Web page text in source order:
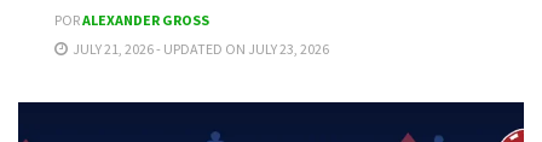
PORALEXANDER GROSS
JULY 21, 2026 - UPDATED ON JULY 23, 2026